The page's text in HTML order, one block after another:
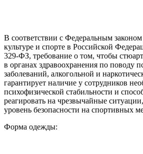
В соответствии с Федеральным
культуре и спорте в Российской
329-ФЗ, требование о том, чтобы
в органах здравоохранения по поводу
заболеваний, алкогольной и
гарантирует наличие у сотрудников
психофизической стабильности и
реагировать на чрезвычайные
уровень безопасности на спортивных
Форма одежды: